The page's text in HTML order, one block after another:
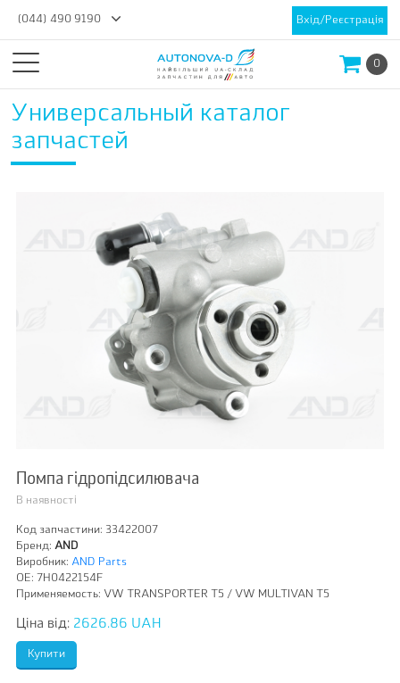
(044) 490 9190 Вхід/Реєстрація
0
Универсальный каталог
запчастей
Помпа гідропідсилювача
В наявності
Код запчастини: 33422007
Бренд: AND
Виробник: AND Parts
OE: 7H0422154F
Применяемость: VW TRANSPORTER Т5 / VW MULTIVAN T5
Ціна від: 2626.86 UAH